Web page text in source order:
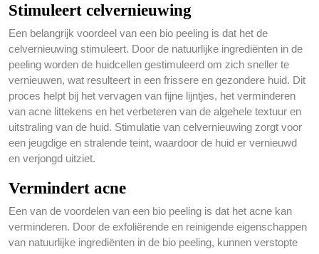
Stimuleert celvernieuwing
Een belangrijk voordeel van een bio peeling is dat het de
celvernieuwing stimuleert. Door de natuurlijke ingrediënten in de
peeling worden de huidcellen gestimuleerd om zich sneller te
vernieuwen, wat resulteert in een frissere en gezondere huid. Dit
proces helpt bij het vervagen van fijne lijntjes, het verminderen
van acne littekens en het verbeteren van de algehele textuur en
uitstraling van de huid. Stimulatie van celvernieuwing zorgt voor
een jeugdige en stralende teint, waardoor de huid er vernieuwd
en verjongd uitziet.
Vermindert acne
Een van de voordelen van een bio peeling is dat het acne kan
verminderen. Door de exfoliërende en reinigende eigenschappen
van natuurlijke ingrediënten in de bio peeling, kunnen verstopte